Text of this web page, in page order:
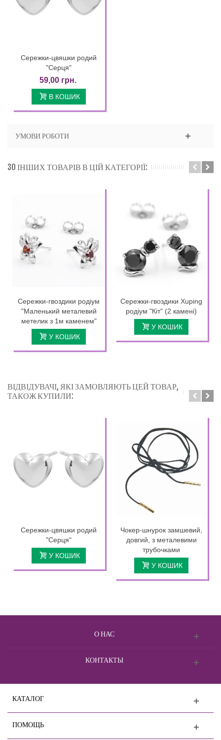
Сережки-цвяшки родий
"Серця"
59,00 грн.
В КОШИК
УМОВИ РОБОТИ
30 ІНШИХ ТОВАРІВ В ЦІЙ КАТЕГОРІЇ:
Сережки-гвоздики родіум
"Маленький металевий
метелик з 1м каменем"
У КОШИК
Сережки-гвоздики Xuping
родіум "Кіт" (2 камені)
У КОШИК
ВІДВІДУВАЧІ, ЯКІ ЗАМОВЛЯЮТЬ ЦЕЙ ТОВАР,
ТАКОЖ КУПИЛИ:
Сережки-цвяшки родий
"Серця"
У КОШИК
Чокер-шнурок замшевий,
довгий, з металевими
трубочками
У КОШИК
О НАС
КОНТАКТЫ
КАТАЛОГ
ПОМОЩЬ